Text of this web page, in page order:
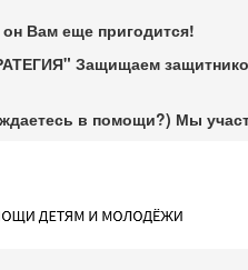
Вам еще пригодится!
Защищаем
в помощи?) Мы